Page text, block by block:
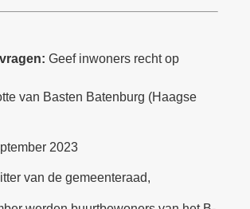
Geef inwoners recht op
van Basten Batenburg (Haagse
2023
van de gemeenteraad,